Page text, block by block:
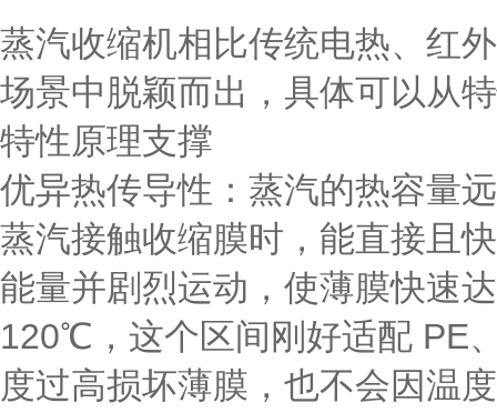
蒸汽收缩机相比传统电热、红
场景中脱颖而出，具体可以从
特性原理支撑
优异热传导性 ：蒸汽的热容量
蒸汽接触收缩膜时，能直接且
能量并剧烈运动，使薄膜快速
120℃，这个区间刚好适配 PE
度过高损坏薄膜，也不会因温